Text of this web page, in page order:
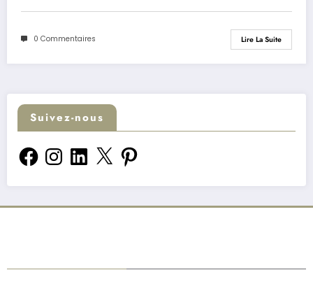
0 Commentaires Lire La Suite
Suivez-nous
FacebookInstagramLinkedIn X Pinterest